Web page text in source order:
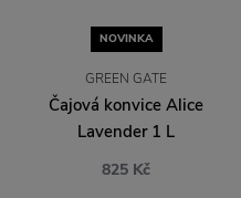
NOVINKA
GREEN GATE
Čajová konvice Alice
Lavender 1 L
825 Kč